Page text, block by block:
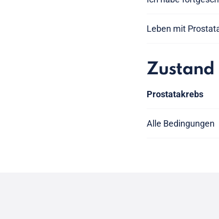
Leben mit
Zustand
Prostatakrebs
Alle Bedingungen